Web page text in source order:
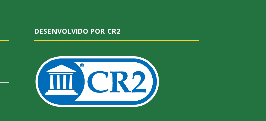
DESENVOLVIDO POR CR2